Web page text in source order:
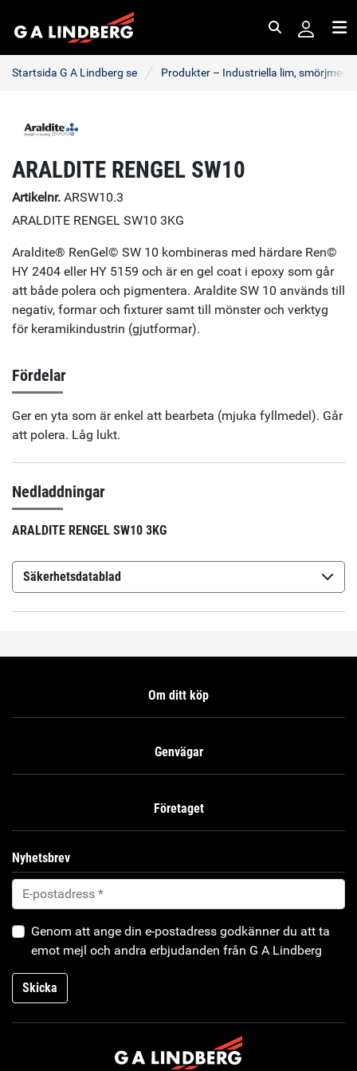
Startsida G A Lindberg se Produkter – Industriella lim,
ARALDITE RENGEL SW10
Artikelnr. ARSW10.3
ARALDITE RENGEL SW10 3KG
Araldite® RenGel© SW 10 kombineras med härdare Ren©
HY 2404 eller HY 5159 och är en gel coat i epoxy som går
att både polera och pigmentera. Araldite SW 10 används till
negativ, formar och fixturer samt till mönster och verktyg
för keramikindustrin (gjutformar).
Fördelar
Ger en yta som är enkel att bearbeta (mjuka fyllmedel). Går
att polera. Låg lukt.
Nedladdningar
ARALDITE RENGEL SW10 3KG
Säkerhetsdatablad
Araldite Rengel SW10 (sv-SE)
Om ditt köp
Genvägar
Företaget
Nyhetsbrev
Genom att ange din e-postadress godkänner du att ta
emot mejl och andra erbjudanden från G A Lindberg
Skicka